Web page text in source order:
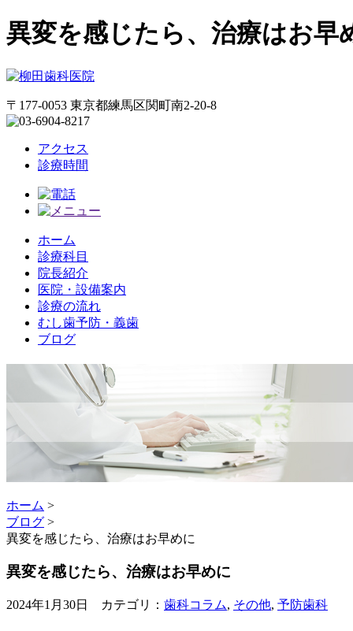
異変を感じたら、治療はお早
〒177-0053 東京都練馬区関町南2-20-8
アクセス
診療時間
ホーム
診療科目
院長紹介
医院・設備案内
診療の流れ
むし歯予防・義歯
ブログ
ホーム >
ブログ >
異変を感じたら、治療はお早めに
異変を感じたら、治療はお早めに
2024年1月30日 カテゴリ： 歯科コラム, その他, 予防歯科